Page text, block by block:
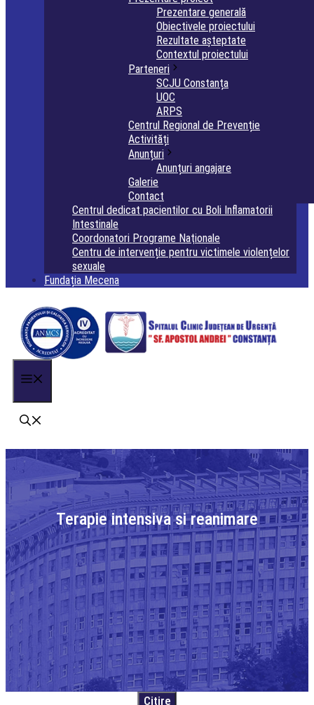
Prezentare generală
Obiectivele proiectului
Rezultate așteptate
Contextul proiectului
Parteneri
SCJU Constanța
UOC
ARPS
Centrul Regional de Prevenție
Activități
Anunțuri
Anunțuri angajare
Galerie
Contact
Centrul dedicat pacientilor cu Boli Inflamatorii
Intestinale
Coordonatori Programe Naţionale
Centru de intervenție pentru victimele violențelor
sexuale
Fundația Mecena
Terapie intensiva si reanimare